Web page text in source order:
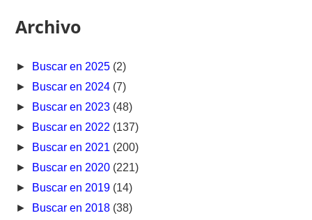
Archivo
► Buscar en 2025 (2)
► Buscar en 2024 (7)
► Buscar en 2023 (48)
► Buscar en 2022 (137)
► Buscar en 2021 (200)
► Buscar en 2020 (221)
► Buscar en 2019 (14)
► Buscar en 2018 (38)